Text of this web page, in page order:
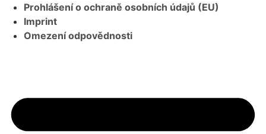
Prohlášení o ochraně osobních údajů (EU)
Imprint
Omezení odpovědnosti